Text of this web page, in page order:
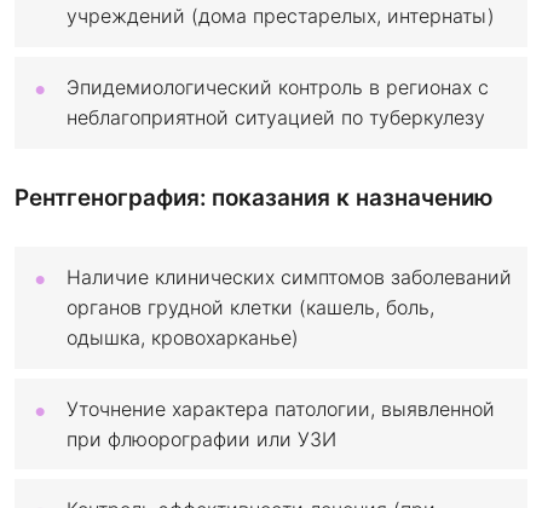
учреждений (дома престарелых, интернаты)
Эпидемиологический контроль в регионах с
неблагоприятной ситуацией по туберкулезу
Рентгенография: показания к назначению
Наличие клинических симптомов заболеваний
органов грудной клетки (кашель, боль,
одышка, кровохарканье)
Уточнение характера патологии, выявленной
при флюорографии или УЗИ